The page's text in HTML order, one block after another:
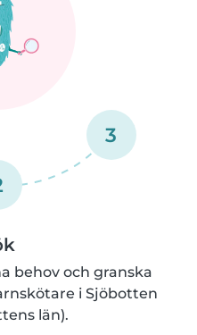
3
behov och granska
i Sjöbotten
län).